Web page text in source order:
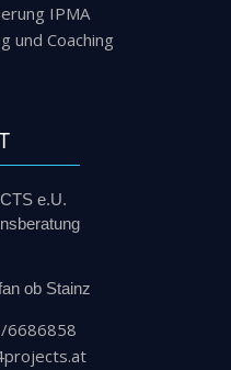
IPMA
und Coaching
e.U.
ob Stainz
6686858